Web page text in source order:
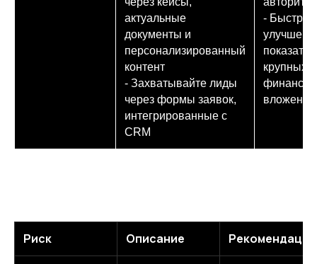
актуальные
документы и
персонализированный
контент
- Захватывайте лиды
через формы заявок,
интегрированные с
CRM
- Быстрое
крупных
вложений
Риск Описание Рекомендации